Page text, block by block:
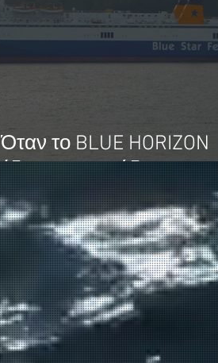
Όταν το BLUE HORIZON
έδεσε στη Σούδα